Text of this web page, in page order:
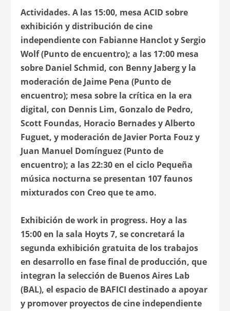
Actividades. A las 15:00, mesa ACID sobre
exhibición y distribución de cine
independiente con Fabianne Hanclot y Sergio
Wolf (Punto de encuentro); a las 17:00 mesa
sobre Daniel Schmid, con Benny Jaberg y la
moderación de Jaime Pena (Punto de
encuentro); mesa sobre la crítica en la era
digital, con Dennis Lim, Gonzalo de Pedro,
Scott Foundas, Horacio Bernades y Alberto
Fuguet, y moderación de Javier Porta Fouz y
Juan Manuel Domínguez (Punto de
encuentro); a las 22:30 en el ciclo Pequeña
música nocturna se presentan 107 faunos
mixturados con Creo que te amo.
Exhibición de work in progress. Hoy a las
15:00 en la sala Hoyts 7, se concretará la
segunda exhibición gratuita de los trabajos
en desarrollo en fase final de producción, que
integran la selección de Buenos Aires Lab
(BAL), el espacio de BAFICI destinado a apoyar
y promover proyectos de cine independiente